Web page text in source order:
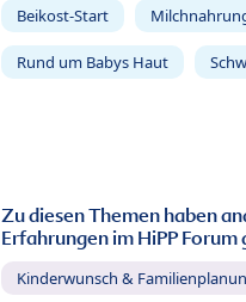
Beikost-Start
Rund um Babys Haut
Zu diesen Themen haben
Erfahrungen im HiPP
Kinderwunsch &